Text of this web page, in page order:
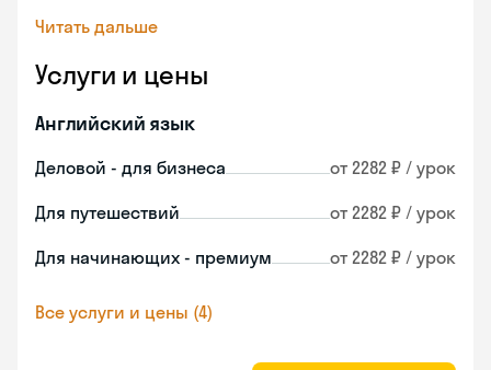
Читать дальше
Услуги и цены
Английский язык
Деловой - для бизнеса от 2282 ₽ / урок
Для путешествий от 2282 ₽ / урок
Для начинающих - премиум от 2282 ₽ / урок
Все услуги и цены (4)